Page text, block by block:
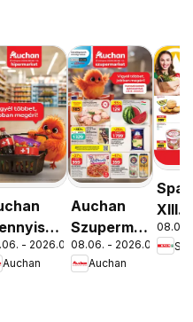
- 2026.08.19.
Auchan
Auchan
Szupermarket
akciós
újság
08.06. - 2026.08.12.
Auchan
Spar
XIII.
út
08.06.